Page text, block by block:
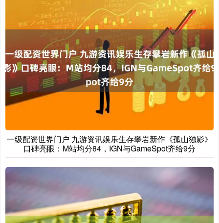
一级配资世界门户 九游资讯娱乐生存攀岩新作《孤山独影》
口碑亮眼：M站均分84，IGN与GameSpot齐给9分